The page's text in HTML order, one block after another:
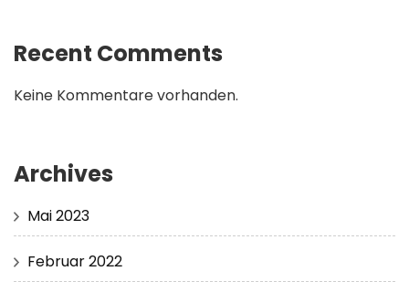
Recent Comments
Keine Kommentare vorhanden.
Archives
Mai 2023
Februar 2022